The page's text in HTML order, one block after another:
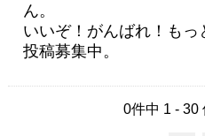
ん。
いいぞ！がんばれ！もっ
投稿募集中。
0件中 1 - 30